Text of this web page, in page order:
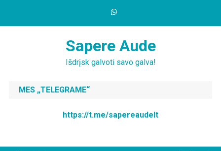
Sapere Aude
Išdrįsk galvoti savo galva!
MES „TELEGRAME“
https://t.me/sapereaudelt